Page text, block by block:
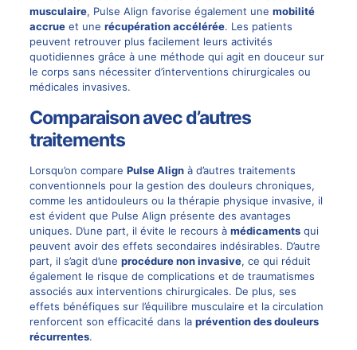
musculaire, Pulse Align favorise également une mobilité
accrueet une récupération accélérée. Les patients
peuvent retrouver plus facilement leurs activités
quotidiennes grâce à une méthode qui agit en douceur sur
le corps sans nécessiter d’interventions chirurgicales ou
médicales invasives.
Comparaison avec d’autres
traitements
Lorsqu’on compare Pulse Alignà d’autres traitements
conventionnels pour la gestion des douleurs chroniques,
comme les antidouleurs ou la thérapie physique invasive, il
est évident que Pulse Align présente des avantages
uniques. D’une part, il évite le recours à médicamentsqui
peuvent avoir des effets secondaires indésirables. D’autre
part, il s’agit d’une procédure non invasive, ce qui réduit
également le risque de complications et de traumatismes
associés aux interventions chirurgicales. De plus, ses
effets bénéfiques sur l’équilibre musculaire et la circulation
renforcent son efficacité dans la prévention des douleurs
récurrentes.